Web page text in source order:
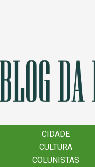
CIDADE
CULTURA
COLUNISTAS
CIDADE
CULTURA
COLUNISTAS